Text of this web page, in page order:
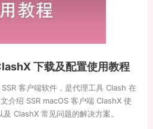
下载及配置使用教程
客户端软件，是代理工具 Clash 在
介绍 SSR macOS 客户端 ClashX 使
ClashX 常见问题的解决方案。